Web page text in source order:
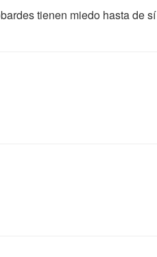
tienen miedo hasta de sí